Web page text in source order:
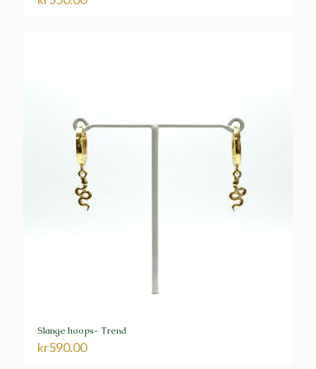
Slange hoops- Trend
kr590.00